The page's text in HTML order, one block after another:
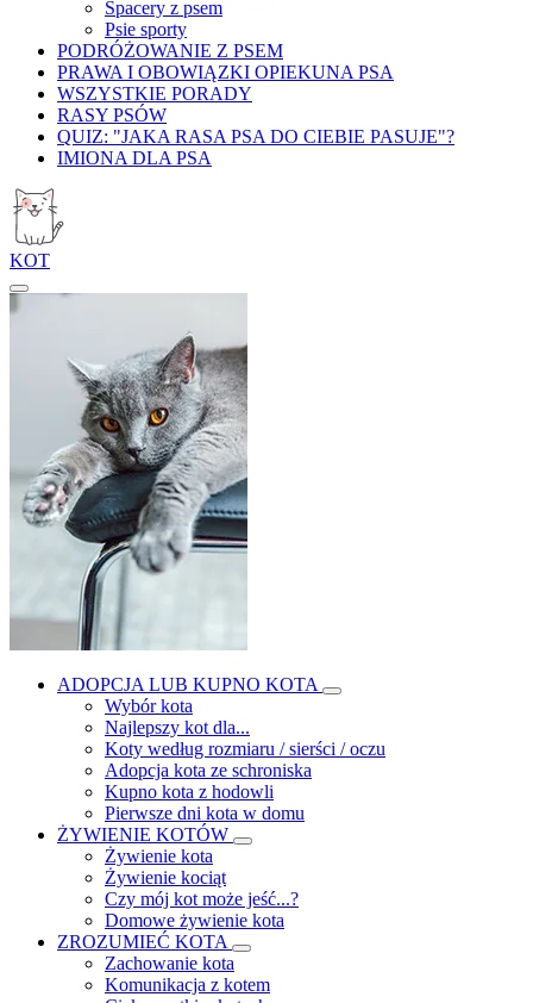
Spacery z psem
Psie sporty
PODRÓŻOWANIE Z PSEM
PRAWA I OBOWIĄZKI OPIEKUNA PSA
WSZYSTKIE PORADY
RASY PSÓW
QUIZ: "JAKA RASA PSA DO CIEBIE PASUJE"?
IMIONA DLA PSA
KOT
ADOPCJA LUB KUPNO KOTA
Wybór kota
Najlepszy kot dla...
Koty według rozmiaru / sierści / oczu
Adopcja kota ze schroniska
Kupno kota z hodowli
Pierwsze dni kota w domu
ŻYWIENIE KOTÓW
Żywienie kota
Żywienie kociąt
Czy mój kot może jeść...?
Domowe żywienie kota
ZROZUMIEĆ KOTA
Zachowanie kota
Komunikacja z kotem